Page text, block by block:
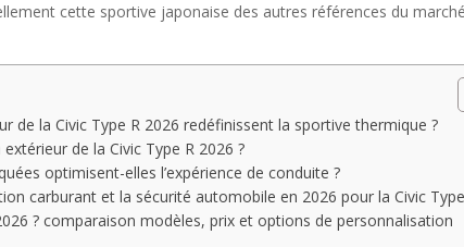
cette sportive japonaise des autres références du
de la Civic Type R 2026 redéfinissent la sportive thermique ?
de la Civic Type R 2026 ?
optimisent-elles l’expérience de conduite ?
carburant et la sécurité automobile en 2026 pour la Civic
? comparaison modèles, prix et options de personnalisation